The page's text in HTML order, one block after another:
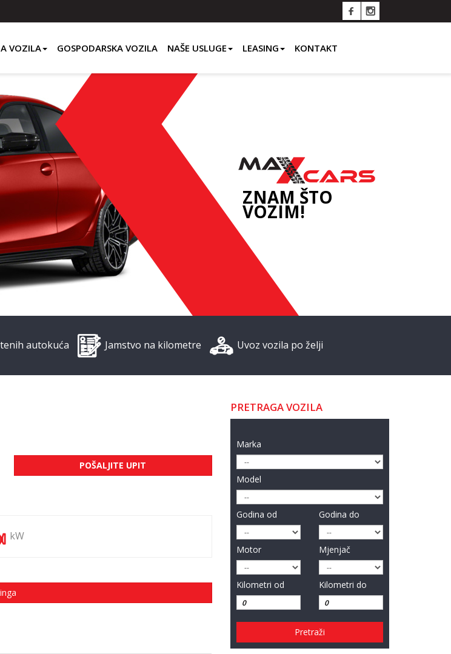
VOZILA GOSPODARSKA VOZILA NAŠE USLUGE LEASING KONTAKT
ZNAM ŠTO
VOZIM!
autokuća Jamstvo na kilometre Uvoz vozila po želji
POŠALJITE UPIT
kW
PRETRAGA VOZILA
Marka
Model
Godina od Godina do
Motor Mjenjač
Kilometri od Kilometri do
Pretraži